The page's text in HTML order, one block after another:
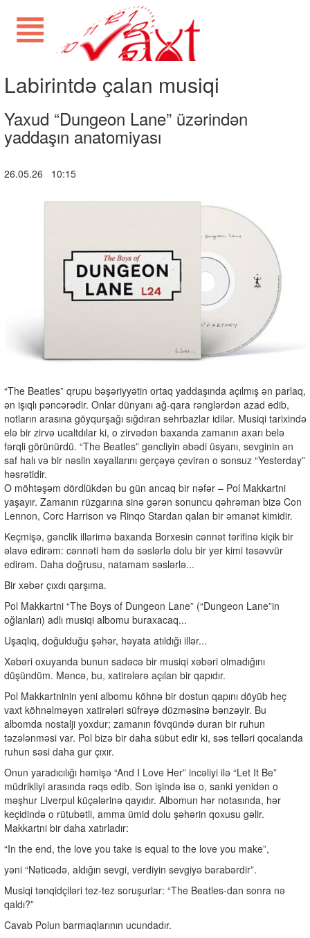
Labirintdə çalan musiqi
Yaxud “Dungeon Lane” üzərindən
yaddaşın anatomiyası
26.05.26 10:15
“The Beatles” qrupu bəşəriyyətin ortaq yaddaşında açılmış ən parlaq,
ən işıqlı pəncərədir. Onlar dünyanı ağ-qara rənglərdən azad edib,
notların arasına göyqurşağı sığdıran sehrbazlar idilər. Musiqi tarixində
elə bir zirvə ucaltdılar ki, o zirvədən baxanda zamanın axarı belə
fərqli görünürdü. “The Beatles” gəncliyin əbədi üsyanı, sevginin ən
saf halı və bir nəslin xəyallarını gerçəyə çevirən o sonsuz “Yesterday”
həsrətidir.
O möhtəşəm dördlükdən bu gün ancaq bir nəfər – Pol Makkartni
yaşayır. Zamanın rüzgarına sinə gərən sonuncu qəhrəman bizə Con
Lennon, Corc Harrison və Rinqo Stardan qalan bir əmanət kimidir.
Keçmişə, gənclik illərimə baxanda Borxesin cənnət tərifinə kiçik bir
əlavə edirəm: cənnəti həm də səslərlə dolu bir yer kimi təsəvvür
edirəm. Daha doğrusu, natamam səslərlə...
Bir xəbər çıxdı qarşıma.
Pol Makkartni “The Boys of Dungeon Lane” (“Dungeon Lane”in
oğlanları) adlı musiqi albomu buraxacaq...
Uşaqlıq, doğulduğu şəhər, həyata atıldığı illər...
Xəbəri oxuyanda bunun sadəcə bir musiqi xəbəri olmadığını
düşündüm. Məncə, bu, xatirələrə açılan bir qapıdır.
Pol Makkartninin yeni albomu köhnə bir dostun qapını döyüb heç
vaxt köhnəlməyən xatirələri süfrəyə düzməsinə bənzəyir. Bu
albomda nostalji yoxdur; zamanın fövqündə duran bir ruhun
təzələnməsi var. Pol bizə bir daha sübut edir ki, səs telləri qocalanda
ruhun səsi daha gur çıxır.
Onun yaradıcılığı həmişə “And I Love Her” incəliyi ilə “Let It Be”
müdrikliyi arasında rəqs edib. Son işində isə o, sanki yenidən o
məşhur Liverpul küçələrinə qayıdır. Albomun hər notasında, hər
keçidində o rütubətli, amma ümid dolu şəhərin qoxusu gəlir.
Makkartni bir daha xatırladır:
“In the end, the love you take is equal to the love you make”,
yəni “Nəticədə, aldığın sevgi, verdiyin sevgiyə bərabərdir”.
Musiqi tənqidçiləri tez-tez soruşurlar: “The Beatles-dan sonra nə
qaldı?”
Cavab Polun barmaqlarının ucundadır.